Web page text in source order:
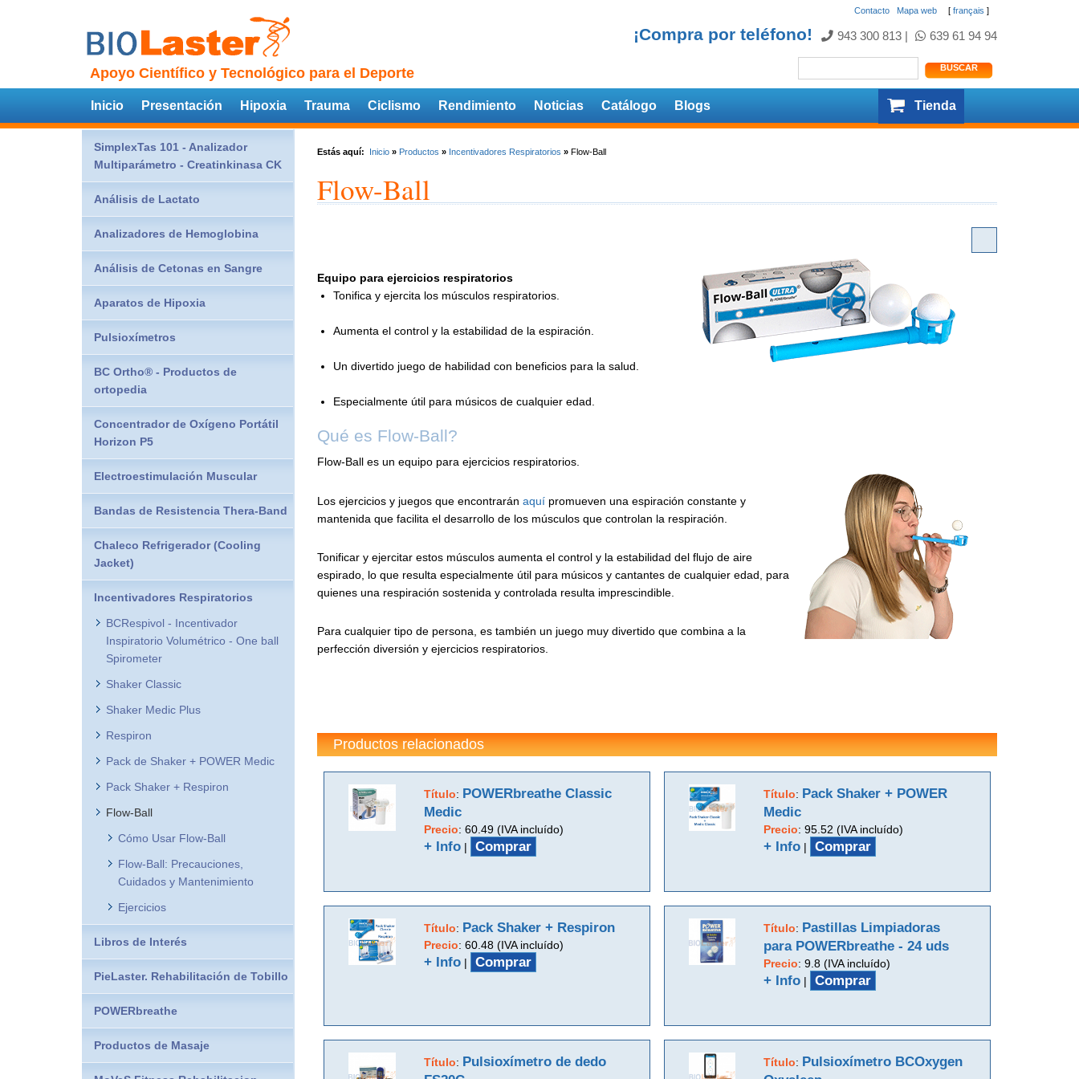
[ français ]
Contacto Mapa web
Apoyo Científico y Tecnológico para el Deporte
¡Compra por teléfono! 943 300 813 639 61 94 94
Inicio Presentación Hipoxia Trauma Ciclismo Rendimiento Noticias Catálogo Blogs Tienda
Estás aquí: Inicio » Productos » Incentivadores Respiratorios »Flow-Ball
Flow-Ball
Equipo para ejercicios respiratorios
Tonifica y ejercita los músculos respiratorios.
Aumenta el control y la estabilidad de la espiración.
Un divertido juego de habilidad con beneficios para la salud.
Especialmente útil para músicos de cualquier edad.
Qué es Flow-Ball?
Flow-Ball es un equipo para ejercicios respiratorios.
Los ejercicios y juegos que encontrarán aquípromueven una espiración constante y
mantenida que facilita el desarrollo de los músculos que controlan la respiración.
Tonificar y ejercitar estos músculos aumenta el control y la estabilidad del flujo de aire
espirado, lo que resulta especialmente útil para músicos y cantantes de cualquier edad, para
quienes una respiración sostenida y controlada resulta imprescindible.
Para cualquier tipo de persona, es también un juego muy divertido que combina a la
perfección diversión y ejercicios respiratorios.
Productos relacionados
Título: POWERbreathe Classic
Medic
Precio: 60.49 (IVA incluído)
+ Info| Comprar
Título: Pack Shaker + POWER
Medic
Precio:95.52 (IVA incluído)
+ Info | Comprar
Título: Pack Shaker + Respiron
Precio: 60.48 (IVA incluído)
+ Info| Comprar
Título: Pastillas Limpiadoras
para POWERbreathe - 24 uds
Precio:9.8 (IVA incluído)
+ Info | Comprar
Título: Pulsioxímetro de dedo
Título: Pulsioxímetro BCOxygen
SimplexTas 101 - Analizador
Multiparámetro - Creatinkinasa CK
Análisis de Lactato
Analizadores de Hemoglobina
Análisis de Cetonas en Sangre
Aparatos de Hipoxia
Pulsioxímetros
BC Ortho® - Productos de
ortopedia
Concentrador de Oxígeno Portátil
Horizon P5
Electroestimulación Muscular
Bandas de Resistencia Thera-Band
Chaleco Refrigerador (Cooling
Jacket)
Incentivadores Respiratorios
BCRespivol - Incentivador
Inspiratorio Volumétrico - One ball
Spirometer
Shaker Classic
Shaker Medic Plus
Respiron
Pack de Shaker + POWER Medic
Pack Shaker + Respiron
Flow-Ball
Cómo Usar Flow-Ball
Flow-Ball: Precauciones,
Cuidados y Mantenimiento
Ejercicios
Libros de Interés
PieLaster. Rehabilitación de Tobillo
POWERbreathe
Productos de Masaje